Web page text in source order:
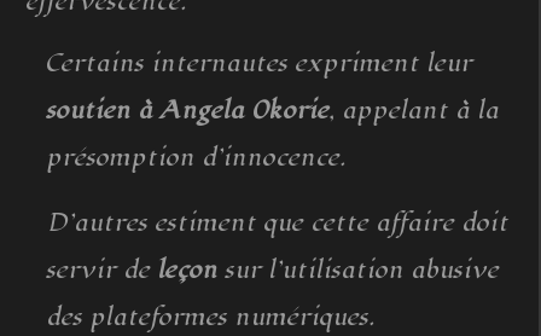
Certains internautes expriment leur
soutien à Angela Okorie, appelant à la
présomption d’innocence.
D’autres estiment que cette affaire doit
servir de leçon sur l’utilisation abusive
des plateformes numériques.